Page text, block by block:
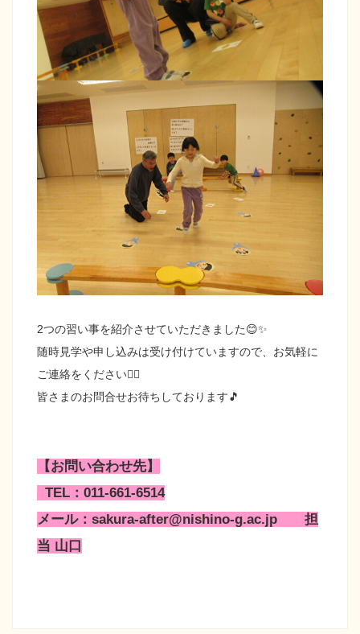
2つの習い事を紹介させていただきました😊✨
随時見学や申し込みは受け付けていますので、お気軽に
ご連絡をください👍🏻
皆さまのお問合せお待ちしております🎵
【お問い合わせ先】
TEL：011-661-6514
メール：sakura-after@nishino-g.ac.jp 担
当 山口